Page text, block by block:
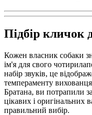
Підбір кличок
Кожен власник собаки
ім'я для свого
набір звуків, це
темпераменту
Братана, ви потрапили
цікавих і оригінальних
правильний вибір.